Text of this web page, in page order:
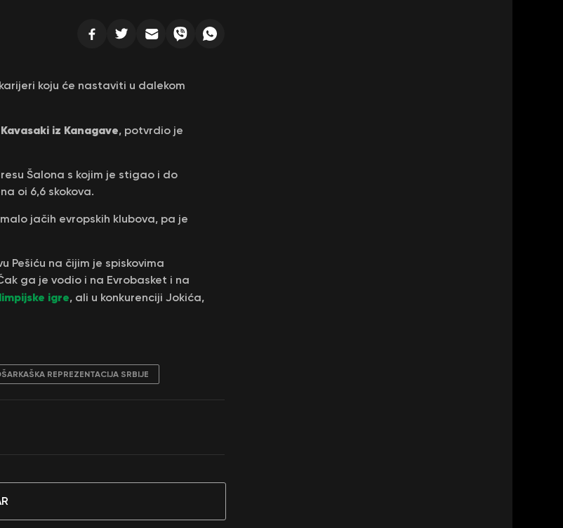
koju će nastaviti u dalekom
Kavasaki iz Kanagave, potvrdio je
Šalona s kojim je stigao i do
oi 6,6 skokova.
jačih evropskih klubova, pa je
Pešiću na čijim je spiskovima
ga je vodio i na Evrobasket i na
igre, ali u konkurenciji Jokića,
REPREZENTACIJA SRBIJE